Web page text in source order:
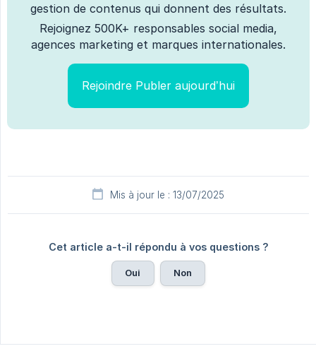
gestion de contenus qui donnent des résultats.
Rejoignez 500K+ responsables social media,
agences marketing et marques internationales.
Rejoindre Publer aujourd’hui
Mis à jour le : 13/07/2025
Cet article a-t-il répondu à vos questions ?
Oui Non